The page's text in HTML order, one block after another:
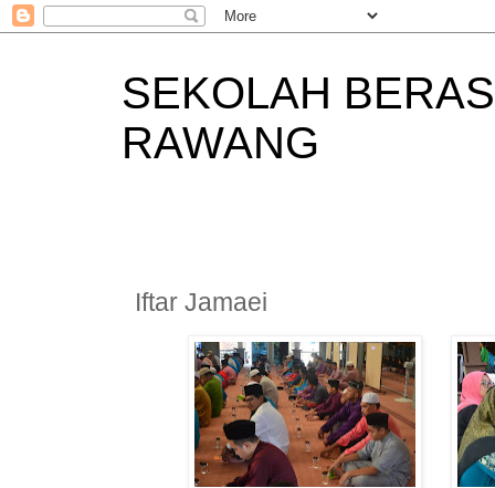
SEKOLAH
RAWANG
Iftar Jamaei